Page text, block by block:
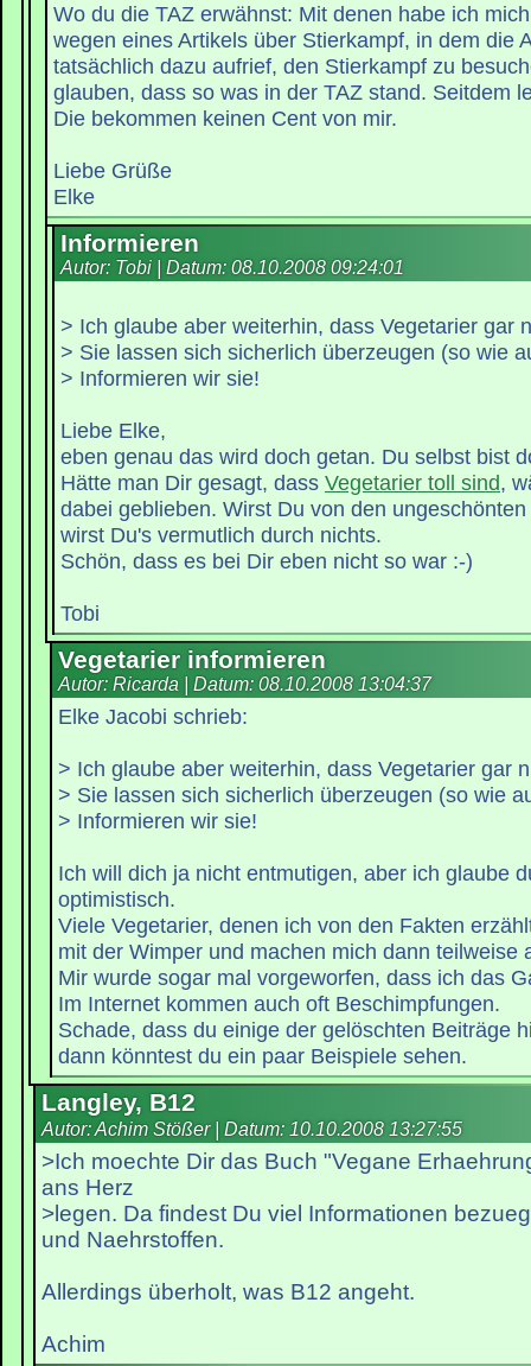
Wo du die TAZ erwähnst: Mit denen habe ich
wegen eines Artikels über Stierkampf, in dem die
tatsächlich dazu aufrief, den Stierkampf zu
glauben, dass so was in der TAZ stand. Seitdem
Die bekommen keinen Cent von mir.
Liebe Grüße
Elke
Informieren
Autor: Tobi | Datum: 08.10.2008 09:24:01
> Ich glaube aber weiterhin, dass Vegetarier gar
> Sie lassen sich sicherlich überzeugen (so wie
> Informieren wir sie!
Liebe Elke,
eben genau das wird doch getan. Du selbst bist
Hätte man Dir gesagt, dass Vegetarier toll sind,
dabei geblieben. Wirst Du von den
wirst Du's vermutlich durch nichts.
Schön, dass es bei Dir eben nicht so war :-)
Tobi
Vegetarier informieren
Autor: Ricarda | Datum: 08.10.2008 13:04:37
Elke Jacobi schrieb:
> Ich glaube aber weiterhin, dass Vegetarier gar
> Sie lassen sich sicherlich überzeugen (so wie
> Informieren wir sie!
Ich will dich ja nicht entmutigen, aber ich glaube
optimistisch.
Viele Vegetarier, denen ich von den Fakten
mit der Wimper und machen mich dann teilweise
Mir wurde sogar mal vorgeworfen, dass ich das
Im Internet kommen auch oft Beschimpfungen.
Schade, dass du einige der gelöschten Beiträge
dann könntest du ein paar Beispiele sehen.
Langley, B12
Autor: Achim Stößer | Datum: 10.10.2008 13:27:55
>Ich moechte Dir das Buch "Vegane
ans Herz
>legen. Da findest Du viel Informationen
und Naehrstoffen.
Allerdings überholt, was B12 angeht.
Achim